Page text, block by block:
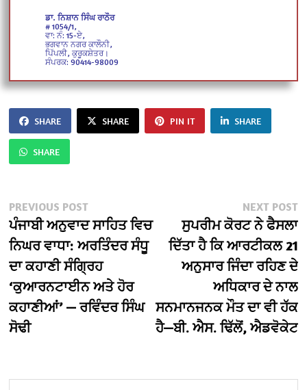
ਡਾ. ਨਿਸ਼ਾਨ ਸਿੰਘ ਰਾਠੌਰ
# 1054/1,
ਵਾ: ਨੰ: 15-ਏ,
ਭਗਵਾਨ ਨਗਰ ਕਾਲੌਨੀ,
ਪਿੱਪਲੀ, ਕੁਰੂਕਸ਼ੇਤਰ।
ਸੰਪਰਕ: 90414-98009
SHARE SHARE PIN IT SHARE
SHARE
Post
navigation
PREVIOUS POSTPrevious
post:
ਪੰਜਾਬੀ ਅਨੁਵਾਦ ਸਾਹਿਤ ਵਿਚ
ਨਿਘਰ ਵਾਧਾ: ਅਰਤਿੰਦਰ ਸੰਧੂ
ਦਾ ਕਹਾਣੀ ਸੰਗ੍ਰਿਹ
‘ਕੁਆਰਨਟਾਈਨ ਅਤੇ ਹੋਰ
ਕਹਾਣੀਆਂ’ — ਰਵਿੰਦਰ ਸਿੰਘ
ਸੋਢੀ
NEXT POST
ਸੁਪਰੀਮ ਕੋਰਟ ਨੇ ਫੈਸਲਾ
ਦਿੱਤਾ ਹੈ ਕਿ ਆਰਟੀਕਲ 21
ਅਨੁਸਾਰ ਜਿੰਦਾ ਰਹਿਣ ਦੇ
ਅਧਿਕਾਰ ਦੇ ਨਾਲ
ਸਨਮਾਨਜਨਕ ਮੌਤ ਦਾ ਵੀ ਹੱਕ
ਹੈ—ਬੀ. ਐਸ. ਢਿੱਲੋਂ, ਐਡਵੋਕੇਟ